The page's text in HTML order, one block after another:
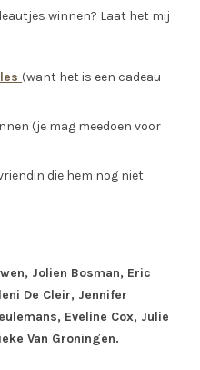
winnen? Laat het mij
(want het is een cadeau
(je mag meedoen voor
die hem nog niet
Jolien Bosman, Eric
De Cleir, Jennifer
Eveline Cox, Julie
Van Groningen.